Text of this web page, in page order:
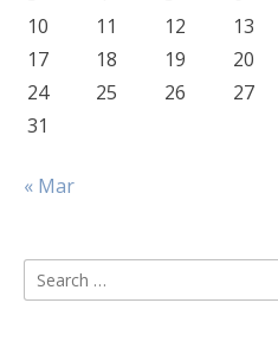
10
11 12 13
17
18 19 20
24
25 26 27
31
« Mar
Search
for: